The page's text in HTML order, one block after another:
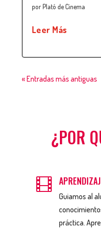
porPlató de Cinema
Leer Más
« Entradas más antiguas
¿POR

Guiamos al
práctica.